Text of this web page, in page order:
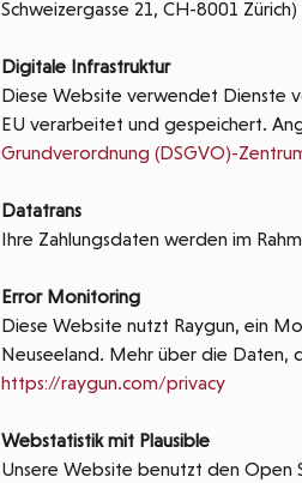
Schweizergasse 21, CH-8001
Digitale Infrastruktur
Diese Website verwendet Dienste
EU verarbeitet und gespeichert.
Grundverordnung (DSGVO)-
Datatrans
Ihre Zahlungsdaten werden im
Error Monitoring
Diese Website nutzt Raygun, ein
Neuseeland. Mehr über die Daten,
https://raygun.com/privacy
Webstatistik mit Plausible
Unsere Website benutzt den Open